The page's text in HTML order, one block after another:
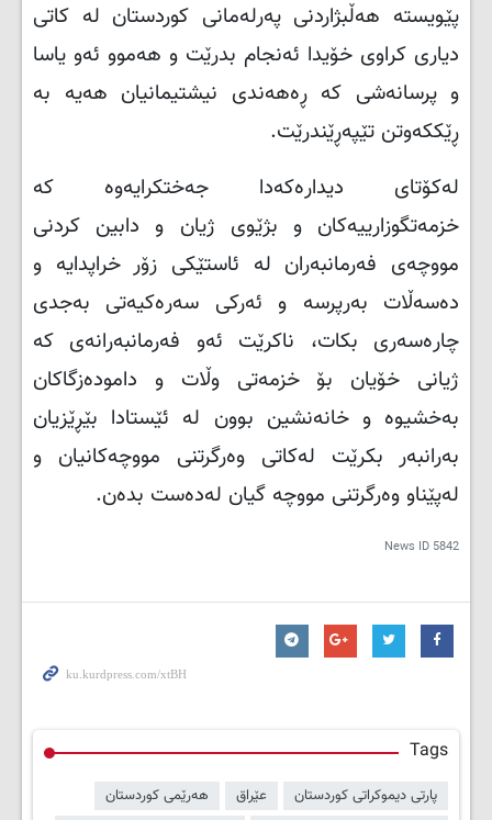
پێویستە هەڵبژاردنی پەرلەمانی كوردستان لە كاتی
دیاری كراوی خۆیدا ئەنجام بدرێت و هەموو ئەو یاسا
و پرسانەشی كە ڕەهەندی نیشتیمانیان هەیە بە
ڕێككەوتن تێپەڕێندرێت.
لەكۆتای دیدارەكەدا جەختكرایەوە كە
خزمەتگوزارییەكان و بژێوی ژیان و دابین كردنی
مووچەی فەرمانبەران لە ئاستێكی زۆر خراپدایە و
دەسەڵات بەرپرسە و ئەركی سەرەكیەتی بەجدی
چارەسەری بكات، ناكرێت ئەو فەرمانبەرانەی كە
ژیانی خۆیان بۆ خزمەتی وڵات و دامودەزگاكان
بەخشیوە و خانەنشین بوون لە ئێستادا بێڕێزیان
بەرانبەر بكرێت لەكاتی وەرگرتنی مووچەكانیان و
لەپێناو وەرگرتنی مووچە گیان لەدەست بدەن.
News ID 5842
Tags
پارتی دیموکراتی کوردستان عێراق
هەرێمی کوردستان